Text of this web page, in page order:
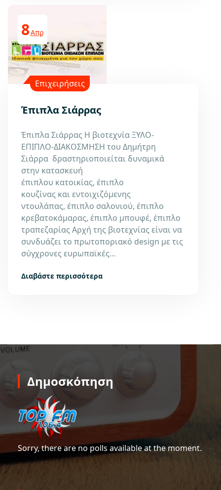
8Απρ
Επιχειρήσεις
Έπιπλα Σιάρρας
Έπιπλα Σιάρρας Η βιοτεχνία ΞΥΛΟ-
ΕΠΙΠΛΟ-ΔΙΑΚΟΣΜΗΣΗ του Δημήτρη
Σιάρρα δραστηριοποιείται δυναμικά
στην κατασκευή
έπιπλου κατοικίας, έπιπλο
κουζίνας και εντοιχιζόμενης
ντουλάπας, έπιπλο σαλονιού, έπιπλο
κρεβατοκάμαρας, έπιπλο μπουφέ, έπιπλο
τραπεζαρίας Αρχή της βιοτεχνίας είναι να
συνδυάζει το πρωτοποριακό design με τις
σύγχρονες ευρωπαϊκές…
Διαβάστε περισσότερα
Δημοσκόπηση
Sorry, there are no polls available at the moment.